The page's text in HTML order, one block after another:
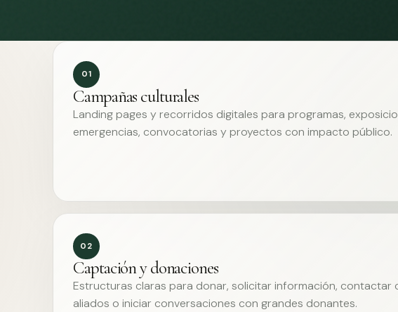
01
Campañas culturales
Landing pages y recorridos digitales para programas,
emergencias, convocatorias y proyectos con impacto público.
02
Captación y donaciones
Estructuras claras para donar, solicitar información, contactar
aliados o iniciar conversaciones con grandes donantes.